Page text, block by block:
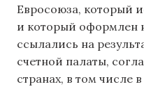
Евросоюза, который
и который оформлен
ссылались на
счетной палаты,
странах, в том числе